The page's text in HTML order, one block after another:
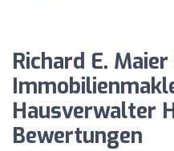
Richard E.
Hausverwalter
Bewertungen